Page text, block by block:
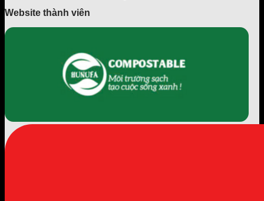
Website thành viên